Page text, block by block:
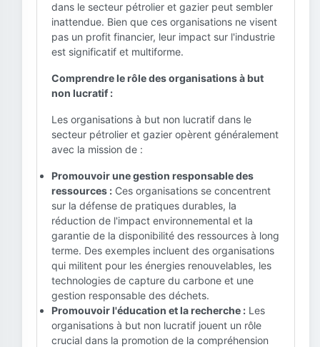
dans le secteur pétrolier et gazier peut sembler
inattendue. Bien que ces organisations ne visent
pas un profit financier, leur impact sur l'industrie
est significatif et multiforme.
Comprendre le rôle des organisations à but
non lucratif :
Les organisations à but non lucratif dans le
secteur pétrolier et gazier opèrent généralement
avec la mission de :
Promouvoir une gestion responsable des
ressources : Ces organisations se concentrent
sur la défense de pratiques durables, la
réduction de l'impact environnemental et la
garantie de la disponibilité des ressources à long
terme. Des exemples incluent des organisations
qui militent pour les énergies renouvelables, les
technologies de capture du carbone et une
gestion responsable des déchets.
Promouvoir l'éducation et la recherche : Les
organisations à but non lucratif jouent un rôle
crucial dans la promotion de la compréhension